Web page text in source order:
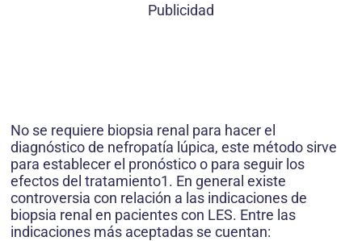
Publicidad
No se requiere biopsia renal para hacer el
diagnóstico de nefropatía lúpica, este método sirve
para establecer el pronóstico o para seguir los
efectos del tratamiento1. En general existe
controversia con relación a las indicaciones de
biopsia renal en pacientes con LES. Entre las
indicaciones más aceptadas se cuentan: